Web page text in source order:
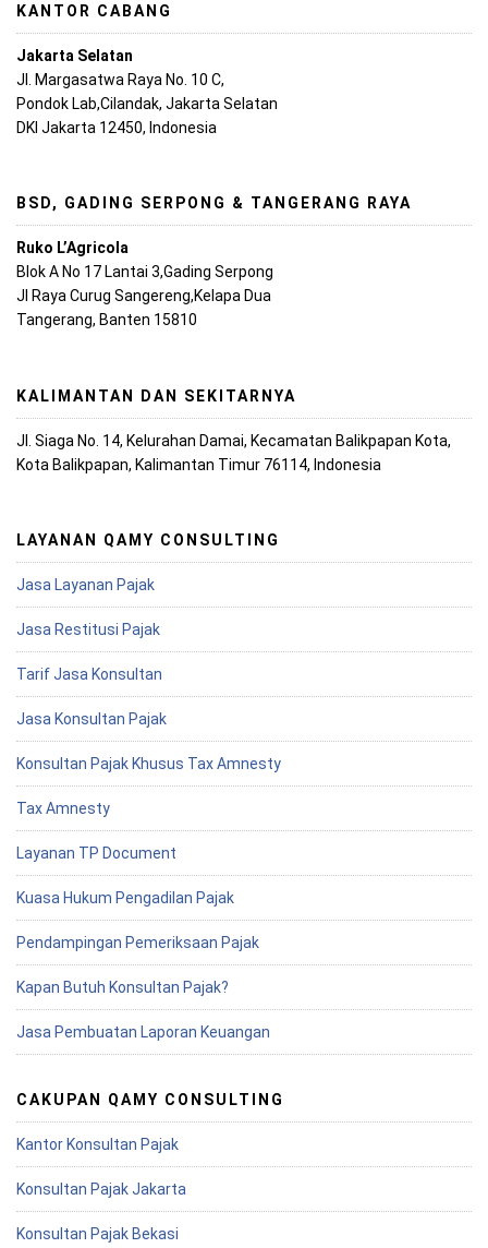
KANTOR CABANG
Jakarta Selatan
Jl. Margasatwa Raya No. 10 C,
Pondok Lab,Cilandak, Jakarta Selatan
DKI Jakarta 12450, Indonesia
BSD, GADING SERPONG & TANGERANG RAYA
Ruko L’Agricola
Blok A No 17 Lantai 3,Gading Serpong
Jl Raya Curug Sangereng,Kelapa Dua
Tangerang, Banten 15810
KALIMANTAN DAN SEKITARNYA
Jl. Siaga No. 14, Kelurahan Damai, Kecamatan Balikpapan Kota,
Kota Balikpapan, Kalimantan Timur 76114, Indonesia
LAYANAN QAMY CONSULTING
Jasa Layanan Pajak
Jasa Restitusi Pajak
Tarif Jasa Konsultan
Jasa Konsultan Pajak
Konsultan Pajak Khusus Tax Amnesty
Tax Amnesty
Layanan TP Document
Kuasa Hukum Pengadilan Pajak
Pendampingan Pemeriksaan Pajak
Kapan Butuh Konsultan Pajak?
Jasa Pembuatan Laporan Keuangan
CAKUPAN QAMY CONSULTING
Kantor Konsultan Pajak
Konsultan Pajak Jakarta
Konsultan Pajak Bekasi